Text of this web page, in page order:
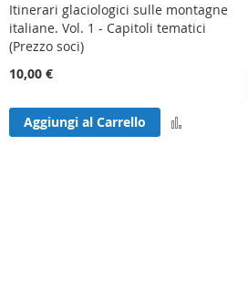
Itinerari glaciologici sulle montagne
italiane. Vol. 1 - Capitoli tematici
(Prezzo soci)
10,00 €
Aggiungi al Carrello